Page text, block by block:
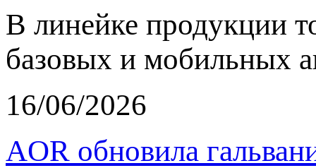
В линейке продукции
базовых и мобильных
16/06/2026
AOR обновила